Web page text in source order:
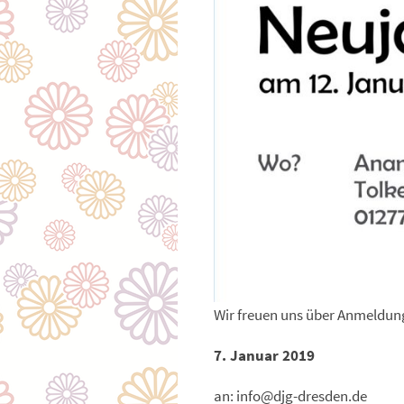
Wir freuen uns über
7. Januar 2019
an: info@djg-dresden.de